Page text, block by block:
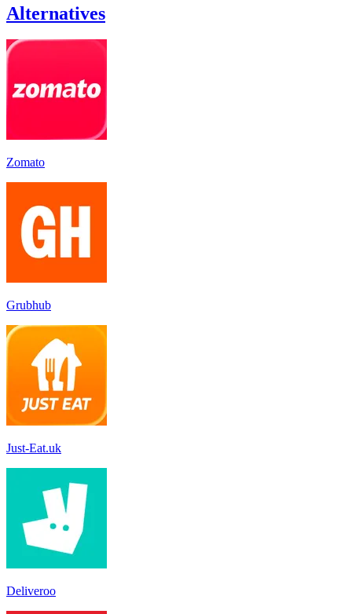
Alternatives
Zomato
Grubhub
Just-Eat.uk
Deliveroo